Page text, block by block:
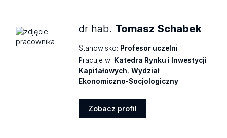
dr hab. Tomasz Schabek
Stanowisko: Profesor uczelni
Pracuje w: Katedra Rynku i Inwestycji
Kapitałowych,Wydział
Ekonomiczno-Socjologiczny
Zobacz profil